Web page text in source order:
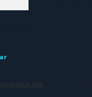
Nasıl Olur